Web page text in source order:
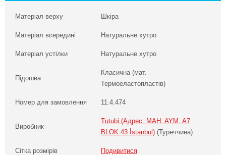
Матеріал верху Шкіра
Матеріал всередині Натуральне хутро
Матеріал устілки Натуральне хутро
Підошва
Класична (мат.
Термоеластопластів)
Номер для замовлення 11.4.474
Виробник
Tutubi (Адрес: MAH. AYM. A7
BLOK:43 İstanbul) (Туреччина)
Сітка розмірів Подивитися